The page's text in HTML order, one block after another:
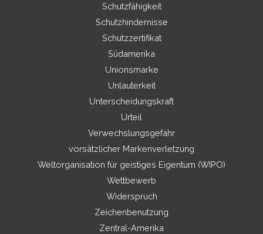
Schutzfähigkeit
Schutzhindernisse
Schutzzertifikat
Südamerika
Unionsmarke
Unlauterkeit
Unterscheidungskraft
Urteil
Verwechslungsgefahr
vorsätzlicher Markenverletzung
Weltorganisation für geistiges Eigentum (WIPO)
Wettbewerb
Widerspruch
Zeichenbenutzung
Zentral-Amerika